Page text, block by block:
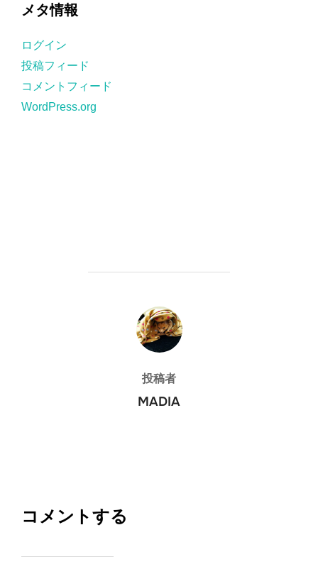
ー
メタ情報
ログイン
投稿フィード
コメントフィード
WordPress.org
投稿者
投稿者
MADIA
コメントする